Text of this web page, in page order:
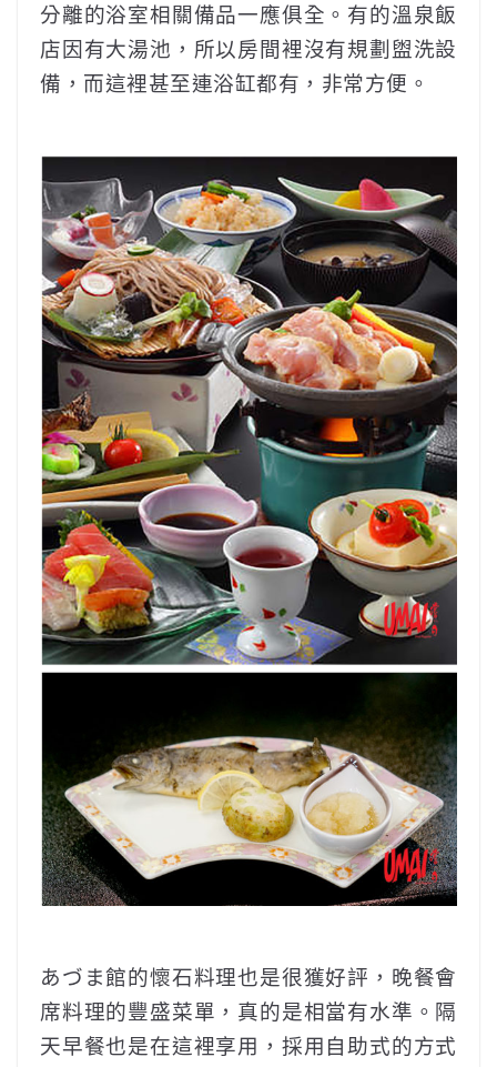
分離的浴室相關備品一應俱全。有的溫泉飯
店因有大湯池，所以房間裡沒有規劃盥洗設
備，而這裡甚至連浴缸都有，非常方便。
あづま館的懷石料理也是很獲好評，晚餐會
席料理的豐盛菜單，真的是相當有水準。隔
天早餐也是在這裡享用，採用自助式的方式